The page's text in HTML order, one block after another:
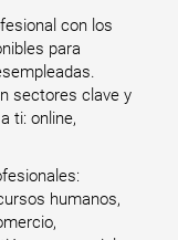
con los
para
sectores clave y
ti: online,
humanos,